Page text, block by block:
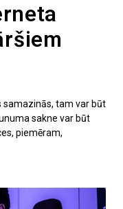
tam var būt
sakne var būt
piemēram,